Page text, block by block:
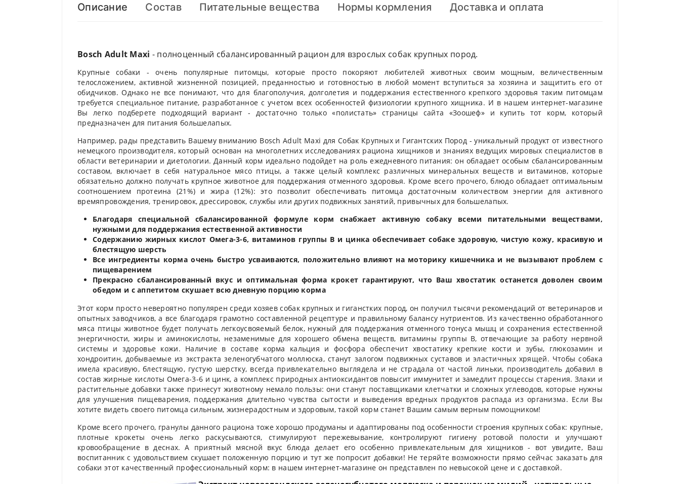
Описание Состав Питательные вещества Нормы кормления Доставка и оплата
Bosch Adult Maxi - полноценный сбалансированный рацион для взрослых собак крупных пород.
Крупные собаки - очень популярные питомцы, которые просто покоряют любителей животных своим мощным, величественным
телосложением, активной жизненной позицией, преданностью и готовностью в любой момент вступиться за хозяина и защитить его от
обидчиков. Однако не все понимают, что для благополучия, долголетия и поддержания естественного крепкого здоровья таким питомцам
требуется специальное питание, разработанное с учетом всех особенностей физиологии крупного хищника. И в нашем интернет-магазине
Вы легко подберете подходящий вариант - достаточно только «полистать» страницы сайта «Зоошеф» и купить тот корм, который
предназначен для питания большелапых.
Например, рады представить Вашему вниманию Bosch Adult Maxi для Собак Крупных и Гигантских Пород - уникальный продукт от известного
немецкого производителя, который основан на многолетних исследованиях рациона хищников и знаниях ведущих мировых специалистов в
области ветеринарии и диетологии. Данный корм идеально подойдет на роль ежедневного питания: он обладает особым сбалансированным
составом, включает в себя натуральное мясо птицы, а также целый комплекс различных минеральных веществ и витаминов, которые
обязательно должно получать крупное животное для поддержания отменного здоровья. Кроме всего прочего, блюдо обладает оптимальным
соотношением протеина (21%) и жира (12%): это позволит обеспечивать питомца достаточным количеством энергии для активного
времяпровождения, тренировок, дрессировок, службы или других подвижных занятий, привычных для большелапых.
Благодаря специальной сбалансированной формуле корм снабжает активную собаку всеми питательными веществами,
нужными для поддержания естественной активности
Содержанию жирных кислот Омега-3-6, витаминов группы В и цинка обеспечивает собаке здоровую, чистую кожу, красивую и
блестящую шерсть
Все ингредиенты корма очень быстро усваиваются, положительно влияют на моторику кишечника и не вызывают проблем с
пищеварением
Прекрасно сбалансированный вкус и оптимальная форма крокет гарантируют, что Ваш хвостатик останется доволен своим
обедом и с аппетитом скушает всю дневную порцию корма
Этот корм просто невероятно популярен среди хозяев собак крупных и гиганстких пород, он получил тысячи рекомендаций от ветеринаров и
опытных заводчиков, а все благодаря грамотно составленной рецептуре и правильному балансу нутриентов. Из качественно обработанного
мяса птицы животное будет получать легкоусвояемый белок, нужный для поддержания отменного тонуса мышц и сохранения естественной
энергичности, жиры и аминокислоты, незаменимые для хорошего обмена веществ, витамины группы В, отвечающие за работу нервной
системы и здоровье кожи. Наличие в составе корма кальция и фосфора обеспечит хвостатику крепкие кости и зубы, глюкозамин и
хондроитин, добываемые из экстракта зеленогубчатого моллюска, станут залогом подвижных суставов и эластичных хрящей. Чтобы собака
имела красивую, блестящую, густую шерстку, всегда привлекательно выглядела и не страдала от частой линьки, производитель добавил в
состав жирные кислоты Омега-3-6 и цинк, а комплекс природных антиоксидантов повысит иммунитет и замедлит процессы старения. Злаки и
растительные добавки также принесут животному немало пользы: они станут поставщиками клетчатки и сложных углеводов, которые нужны
для улучшения пищеварения, поддержания длительно чувства сытости и выведения вредных продуктов распада из организма. Если Вы
хотите видеть своего питомца сильным, жизнерадостным и здоровым, такой корм станет Вашим самым верным помощником!
Кроме всего прочего, гранулы данного рациона тоже хорошо продуманы и адаптированы под особенности строения крупных собак: крупные,
плотные крокеты очень легко раскусываются, стимулируют пережевывание, контролируют гигиену ротовой полости и улучшают
кровообращение в деснах. А приятный мясной вкус блюда делает его особенно привлекательным для хищников - вот увидите, Ваш
воспитанник с удовольствием скушает положенную порцию и тут же попросит добавки! Не теряйте возможности прямо сейчас заказать для
собаки этот качественный профессиональный корм: в нашем интернет-магазине он представлен по невысокой цене и с доставкой.